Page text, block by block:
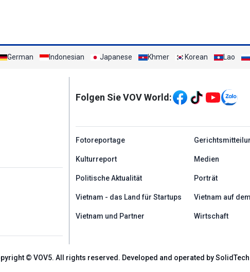
German Indonesian Japanese Khmer Korean Lao
Folgen Sie VOV World:
menu footer tiếng Đức
Fotoreportage
Kulturreport Medien
Politische Aktualität Porträt
Vietnam - das Land für Startups Vietnam auf
Vietnam und Partner Wirtschaft
© VOV5. All rights reserved. Developed and operated by SolidTech